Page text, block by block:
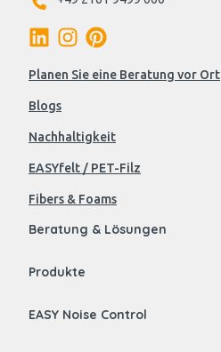
Planen Sie eine Beratung vor Ort
Blogs
Nachhaltigkeit
EASYfelt / PET-Filz
Fibers & Foams
Beratung & Lösungen
Produkte
EASY Noise Control